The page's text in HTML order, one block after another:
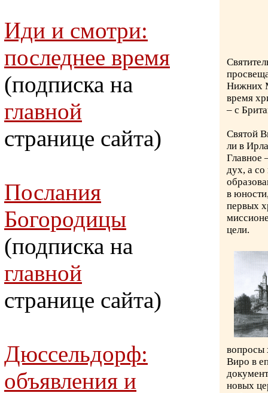
Иди и смотри:
последнее время
(подписка на
главной
странице сайта)
Послания
Богородицы
(подписка на
главной
странице сайта)
Дюссельдорф:
объявления и
Нижних
время
– с
Святой
ли в
Главное
дух, а
в
первых
цели.
вопросы
Виро в
новых